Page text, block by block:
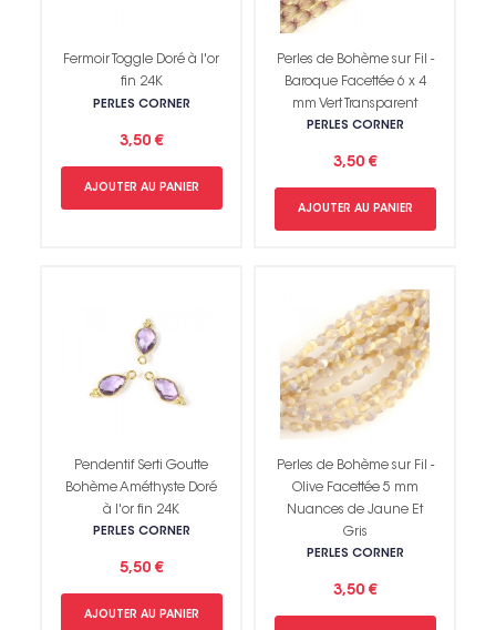
Fermoir Toggle Doré à l'or
fin 24K
PERLES CORNER
3,50 €
AJOUTER AU PANIER
Perles de Bohème sur Fil -
Baroque Facettée 6 x 4
mm Vert Transparent
PERLES CORNER
3,50 €
AJOUTER AU PANIER
Pendentif Serti Goutte
Bohème Améthyste Doré
à l'or fin 24K
PERLES CORNER
5,50 €
AJOUTER AU PANIER
Perles de Bohème sur Fil -
Olive Facettée 5 mm
Nuances de Jaune Et
Gris
PERLES CORNER
3,50 €